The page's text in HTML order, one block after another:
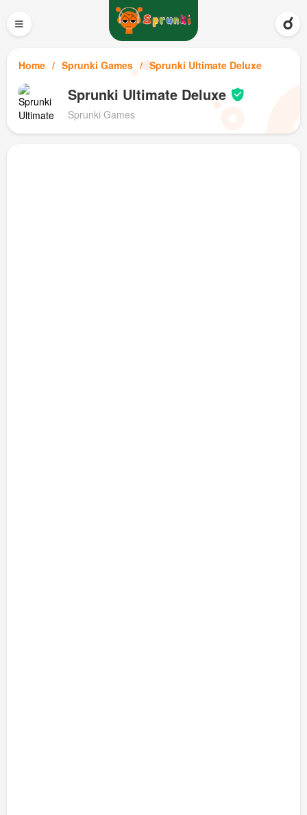
≡
Home Sprunki Games Sprunki Ultimate Deluxe
Sprunki Ultimate Deluxe
Sprunki Games